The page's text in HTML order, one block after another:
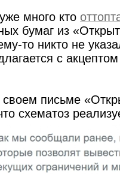
много кто
бумаг из
то никто не
с
письме
схематоз